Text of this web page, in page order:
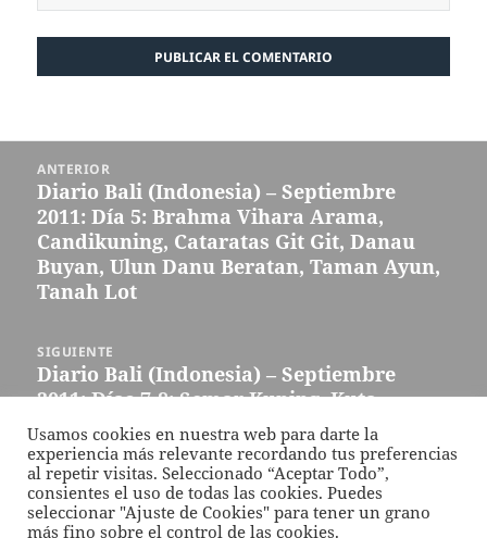
entradas
ANTERIOR
Entrada
anterior:
Diario Bali (Indonesia) – Septiembre
2011: Día 5: Brahma Vihara Arama,
Candikuning, Cataratas Git Git, Danau
Buyan, Ulun Danu Beratan, Taman Ayun,
Tanah Lot
SIGUIENTE
Entrada
siguiente:
Diario Bali (Indonesia) – Septiembre
2011: Días 7-8: Semar Kuning, Kuta,
Uluwatu, Danza Kecak, Nusa Dua
Funciona gracias a WordPress
Usamos cookies en nuestra web para darte la
experiencia más relevante recordando tus preferencias
al repetir visitas. Seleccionado “Aceptar Todo”,
consientes el uso de todas las cookies. Puedes
seleccionar "Ajuste de Cookies" para tener un grano
más fino sobre el control de las cookies.